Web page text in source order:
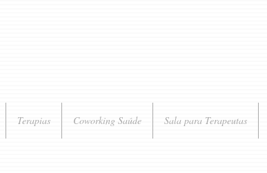
Terapias Coworking Saúde Sala para Terapeutas